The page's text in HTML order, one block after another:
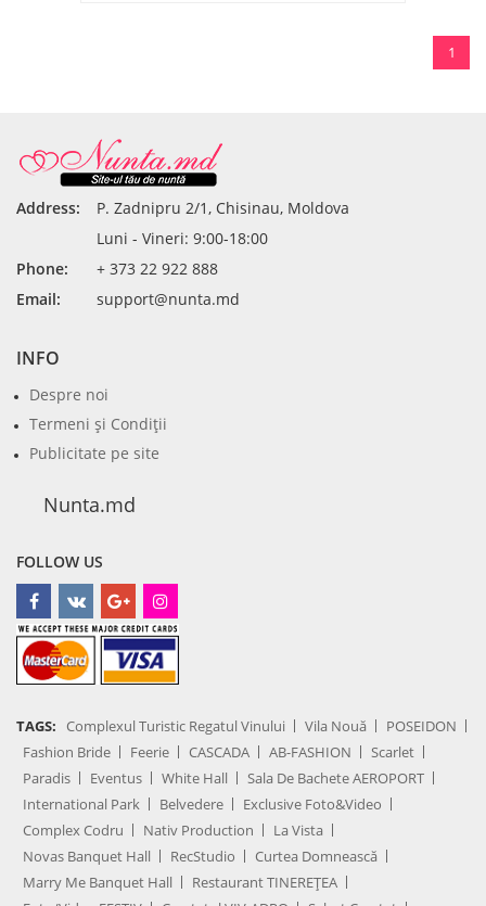
1
Address:
P. Zadnipru 2/1, Chisinau, Moldova
Luni - Vineri: 9:00-18:00
Phone:
+ 373 22 922 888
Email:
support@nunta.md
INFO
Despre noi
Termeni şi Condiţii
Publicitate pe site
Nunta.md
FOLLOW US
TAGS: Complexul Turistic Regatul Vinului Vila Nouă
POSEIDON
Fashion Bride
Feerie CASCADA AB-FASHION
Scarlet
Paradis
Eventus White Hall
Sala De Bachete AEROPORT
International Park
Belvedere
Exclusive Foto&Video
Complex Codru
Nativ Production
La Vista
Novas Banquet Hall
RecStudio
Curtea Domnească
Marry Me Banquet Hall
Restaurant TINEREȚEA